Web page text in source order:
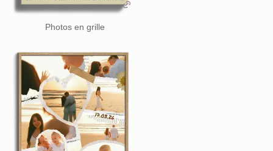
Photos en grille